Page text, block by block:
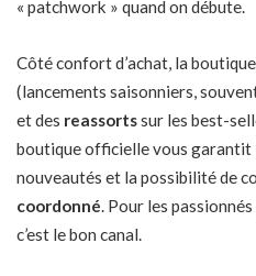
« patchwork » quand on débute.
Côté confort d’achat, la
(lancements saisonniers,
et des reassortssur les best-
boutique officielle vous garantit
nouveautés et la possibilité de
coordonné. Pour les
c’est le bon canal.